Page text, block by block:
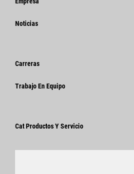
Estrategia
Código De Conducta
Innovación
Noticias
Comunicados De Prensa Corporativos
Carreras
¿Por Qué Caterpillar?
Trabajo En Equipo
Proveedores
Cat Productos Y Servicio